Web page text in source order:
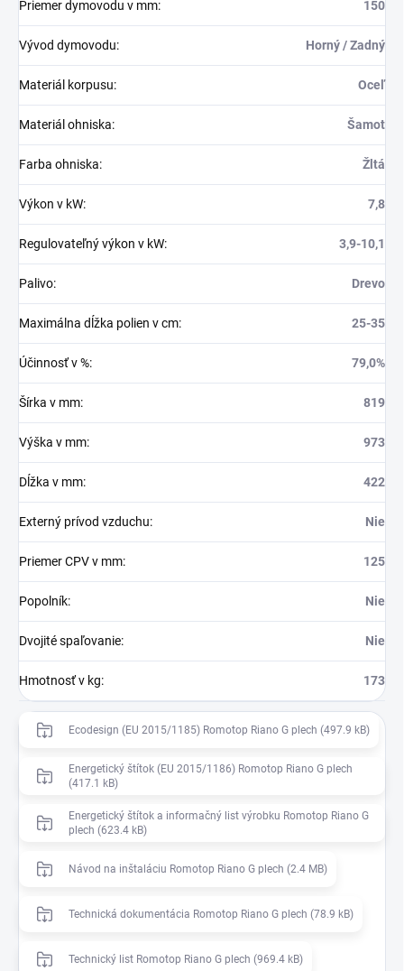
Priemer dymovodu v mm: 150
Vývod dymovodu: Horný / Zadný
Materiál korpusu: Oceľ
Materiál ohniska: Šamot
Farba ohniska: Žltá
Výkon v kW: 7,8
Regulovateľný výkon v kW: 3,9-10,1
Palivo: Drevo
Maximálna dĺžka polien v cm: 25-35
Účinnosť v %: 79,0%
Šírka v mm: 819
Výška v mm: 973
Dĺžka v mm: 422
Externý prívod vzduchu: Nie
Priemer CPV v mm: 125
Popolník: Nie
Dvojité spaľovanie: Nie
Hmotnosť v kg: 173
Ecodesign (EU 2015/1185) Romotop Riano G plech (497.9 kB)
Energetický štítok (EU 2015/1186) Romotop Riano G plech
(417.1 kB)
Energetický štítok a informačný list výrobku Romotop Riano G
plech (623.4 kB)
Návod na inštaláciu Romotop Riano G plech (2.4 MB)
Technická dokumentácia Romotop Riano G plech (78.9 kB)
Technický list Romotop Riano G plech (969.4 kB)